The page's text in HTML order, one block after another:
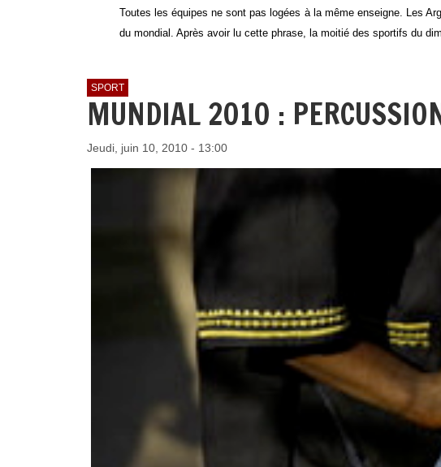
Toutes les équipes ne sont pas logées à la même enseigne. Les
du mondial. Après avoir lu cette phrase, la moitié des sportifs du
SPORT
MUNDIAL 2010 :
Jeudi, juin 10, 2010 - 13:00